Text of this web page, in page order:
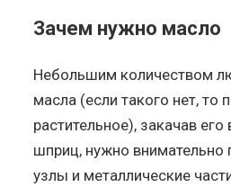
Зачем нужно масло
Небольшим количеством
масла (если такого нет, то
растительное), закачав
шприц, нужно внимательно
узлы и металлические